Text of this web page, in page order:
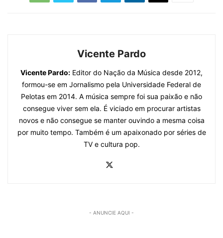
Vicente Pardo
Vicente Pardo: Editor do Nação da Música desde 2012,
formou-se em Jornalismo pela Universidade Federal de
Pelotas em 2014. A música sempre foi sua paixão e não
consegue viver sem ela. É viciado em procurar artistas
novos e não consegue se manter ouvindo a mesma coisa
por muito tempo. Também é um apaixonado por séries de
TV e cultura pop.
- ANUNCIE AQUI -